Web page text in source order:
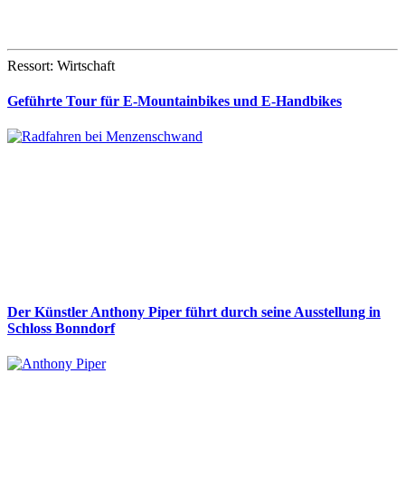
Ressort: Wirtschaft
Geführte Tour für E-Mountainbikes und E-Handbikes
Der Künstler Anthony Piper führt durch seine Ausstellung in
Schloss Bonndorf